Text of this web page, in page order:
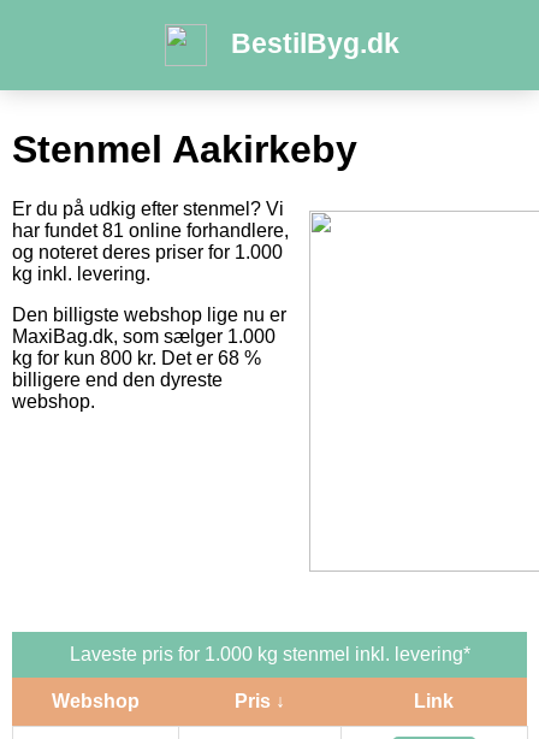
BestilByg.dk
Stenmel Aakirkeby
Er du på udkig efter stenmel? Vi
har fundet 81 online forhandlere,
og noteret deres priser for 1.000
kg inkl. levering.
Den billigste webshop lige nu er
MaxiBag.dk, som sælger 1.000
kg for kun 800 kr. Det er 68 %
billigere end den dyreste
webshop.
Laveste pris for 1.000 kg stenmel inkl. levering*
Webshop Pris ↓ Link